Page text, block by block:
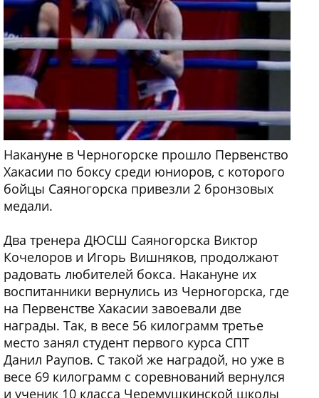
Накануне в Черногорске прошло Первенство
Хакасии по боксу среди юниоров, с которого
бойцы Саяногорска привезли 2 бронзовых
медали.
Два тренера ДЮСШ Саяногорска Виктор
Кочелоров и Игорь Вишняков, продолжают
радовать любителей бокса. Накануне их
воспитанники вернулись из Черногорска, где
на Первенстве Хакасии завоевали две
награды. Так, в весе 56 килограмм третье
место занял студент первого курса СПТ
Данил Раупов. С такой же наградой, но уже в
весе 69 килограмм с соревнований вернулся
и ученик 10 класса Черемушкинской школы